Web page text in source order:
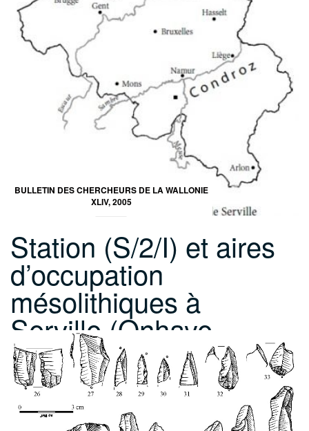
BULLETIN DES CHERCHEURS DE LA WALLONIE
XLIV, 2005
Station (S/2/I) et aires
d’occupation
mésolithiques à
Serville (Onhaye,…